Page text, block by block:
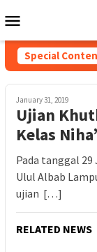
Special
January 31, 2019
Ujian
Kelas
Pada tanggal
Ulul Albab
ujian […]
RELATED NEWS